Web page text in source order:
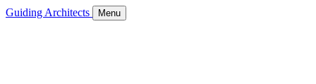
Guiding Architects Menu